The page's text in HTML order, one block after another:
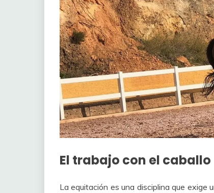
El trabajo con el caballo
La equitación es una disciplina que exige